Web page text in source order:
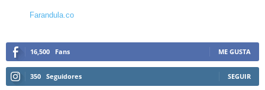
Farandula.co
16,500 Fans ME GUSTA
350 Seguidores SEGUIR